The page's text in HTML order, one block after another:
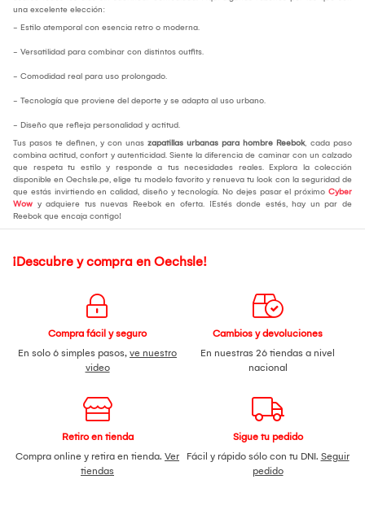
una excelente elección:
- Estilo atemporal con esencia retro o moderna.
- Versatilidad para combinar con distintos outfits.
- Comodidad real para uso prolongado.
- Tecnología que proviene del deporte y se adapta al uso urbano.
- Diseño que refleja personalidad y actitud.
Tus pasos te definen, y con unas zapatillas urbanas para hombre Reebok, cada paso
combina actitud, confort y autenticidad. Siente la diferencia de caminar con un calzado
que respeta tu estilo y responde a tus necesidades reales. Explora la colección
disponible en Oechsle.pe, elige tu modelo favorito y renueva tu look con la seguridad de
que estás invirtiendo en calidad, diseño y tecnología. No dejes pasar el próximo Cyber
Wow y adquiere tus nuevas Reebok en oferta. ¡Estés donde estés, hay un par de
Reebok que encaja contigo!
¡Descubre y compra en Oechsle!
Compra fácil y seguro
En solo 6 simples pasos, ve nuestro
video
Cambios y devoluciones
En nuestras 26 tiendas a nivel
nacional
Retiro en tienda
Compra online y retira en tienda. Ver
tiendas
Sigue tu pedido
Fácil y rápido sólo con tu DNI. Seguir
pedido